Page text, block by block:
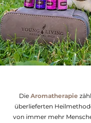
Die Aromatherapie
überlieferten
von immer mehr